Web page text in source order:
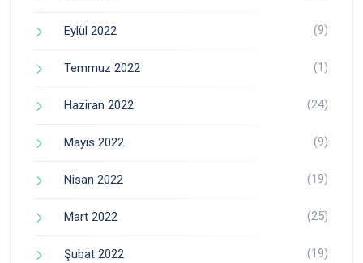
Eylül 2022 (9)
Temmuz 2022 (1)
Haziran 2022 (24)
Mayıs 2022 (9)
Nisan 2022 (19)
Mart 2022 (25)
Şubat 2022 (19)